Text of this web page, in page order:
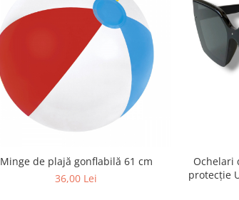
Minge de plajă gonflabilă 61 cm
36,00 Lei
Ochelari
protecție